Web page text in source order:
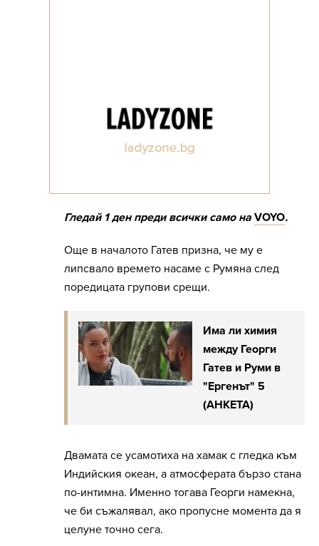
Гледай 1 ден преди всички само на VOYO.
Още в началото Гатев призна, че му е
липсвало времето насаме с Румяна след
поредицата групови срещи.
Има ли химия
между Георги
Гатев и Руми в
"Ергенът" 5
(АНКЕТА)
Двамата се усамотиха на хамак с гледка към
Индийския океан, а атмосферата бързо стана
по-интимна. Именно тогава Георги намекна,
че би съжалявал, ако пропусне момента да я
целуне точно сега.